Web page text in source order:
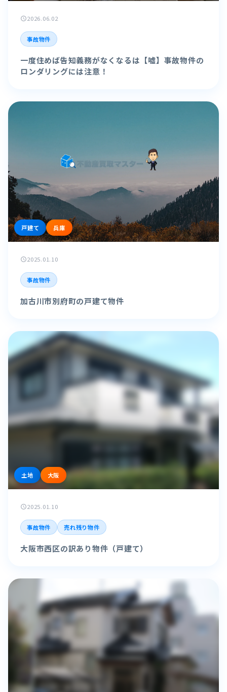
schedule2026.06.02
事故物件
一度住めば告知義務がなくなるは【嘘】事故物件の
ロンダリングには注意！
戸建て 兵庫
schedule2025.01.10
事故物件
加古川市別府町の戸建て物件
土地 大阪
schedule2025.01.10
事故物件 売れ残り物件
大阪市西区の訳あり物件（戸建て）